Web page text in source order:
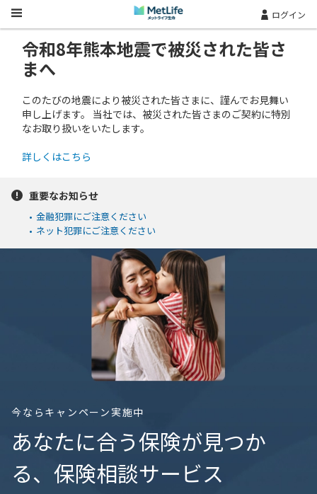
Skip Navigation ログイン
令和8年熊本地震で被災された皆さ
まへ
このたびの地震により被災された皆さまに、謹んでお見舞い
申し上げます。 当社では、被災された皆さまのご契約に特別
なお取り扱いをいたします。
詳しくはこちら
重要なお知らせ
• 金融犯罪にご注意ください
• ネット犯罪にご注意ください
今ならキャンペーン実施中
あなたに合う保険が見つか
る、保険相談サービス